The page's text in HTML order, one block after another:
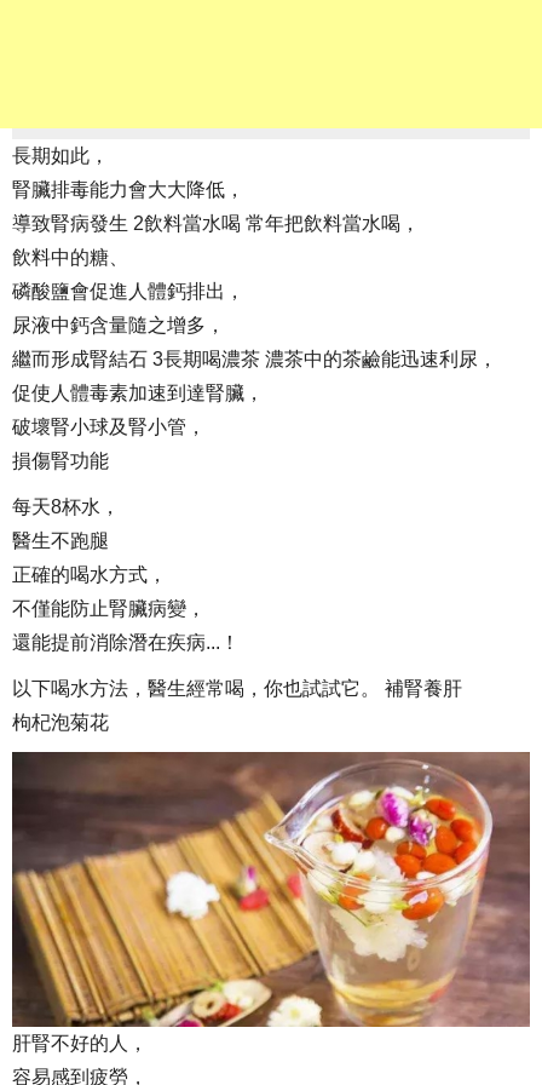
長期如此，
腎臟排毒能力會大大降低，
導致腎病發生 2飲料當水喝 常年把飲料當水喝，
飲料中的糖、
磷酸鹽會促進人體鈣排出，
尿液中鈣含量隨之增多，
繼而形成腎結石 3長期喝濃茶 濃茶中的茶鹼能迅速利尿，
促使人體毒素加速到達腎臟，
破壞腎小球及腎小管，
損傷腎功能
每天8杯水，
醫生不跑腿
正確的喝水方式，
不僅能防止腎臟病變，
還能提前消除潛在疾病...！
以下喝水方法，醫生經常喝，你也試試它。 補腎養肝
枸杞泡菊花
肝腎不好的人，
容易感到疲勞，